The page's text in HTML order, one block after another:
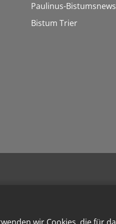
Paulinus-Bistumsnews
Bistum Trier